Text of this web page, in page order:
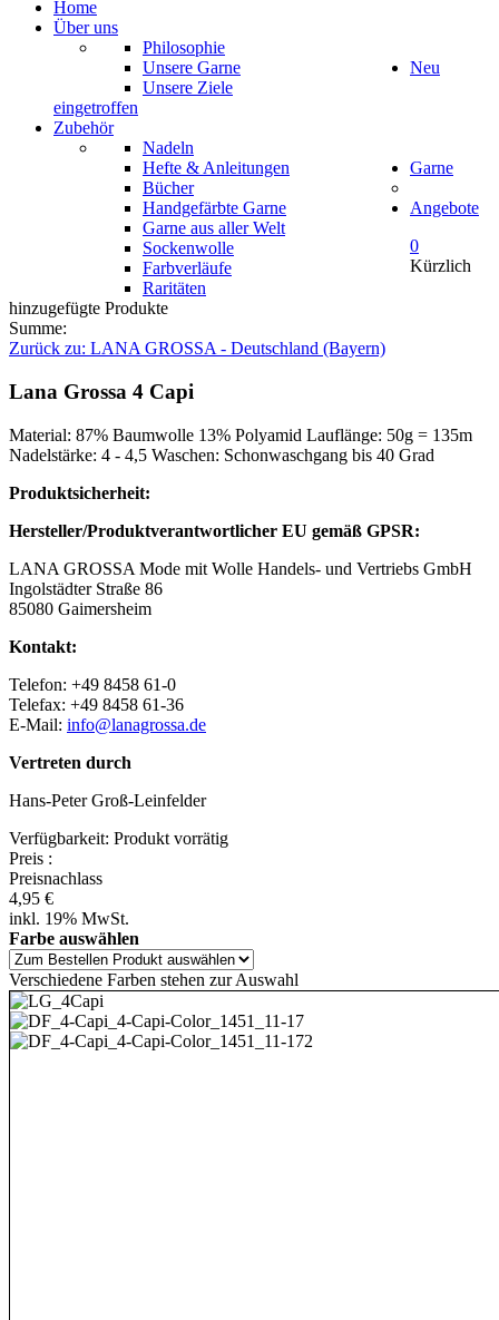
Home
Über uns
Philosophie
Unsere Garne
Unsere Ziele
Neu
eingetroffen
Zubehör
Nadeln
Hefte & Anleitungen
Bücher
Garne
Handgefärbte Garne
Garne aus aller Welt
Sockenwolle
Farbverläufe
Raritäten
Angebote
0
Kürzlich
hinzugefügte Produkte
Summe:
Zurück zu: LANA GROSSA - Deutschland (Bayern)
Lana Grossa 4 Capi
Material: 87% Baumwolle 13% Polyamid Lauflänge: 50g = 135m
Nadelstärke: 4 - 4,5 Waschen: Schonwaschgang bis 40 Grad
Produktsicherheit:
Hersteller/Produktverantwortlicher EU gemäß GPSR:
LANA GROSSA Mode mit Wolle Handels- und Vertriebs GmbH
Ingolstädter Straße 86
85080 Gaimersheim
Kontakt:
Telefon: +49 8458 61-0
Telefax: +49 8458 61-36
E-Mail: info@lanagrossa.de
Vertreten durch
Hans-Peter Groß-Leinfelder
Verfügbarkeit: Produkt vorrätig
Preis :
Preisnachlass
4,95 €
inkl. 19% MwSt.
Farbe auswählen
Verschiedene Farben stehen zur Auswahl